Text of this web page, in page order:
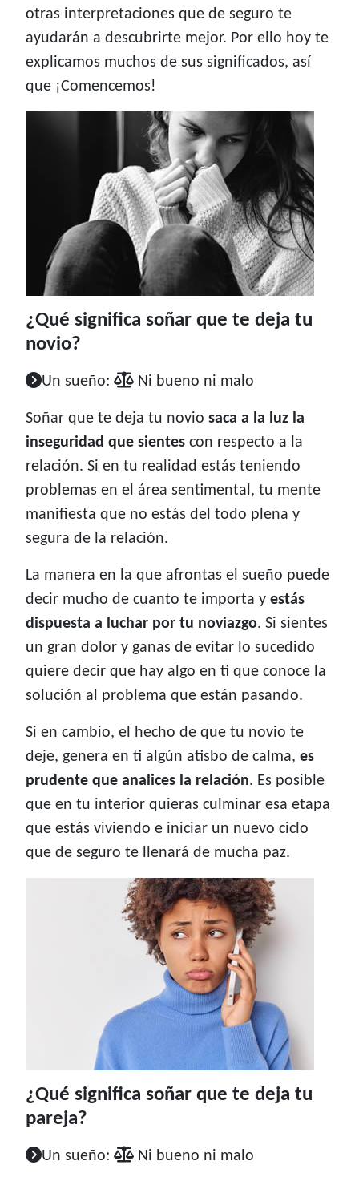
otras interpretaciones que de seguro te
ayudarán a descubrirte mejor. Por ello hoy te
explicamos muchos de sus significados, así
que ¡Comencemos!
¿Qué significa soñar que te deja tu
novio?
Un sueño: Ni bueno ni malo
Soñar que te deja tu novio saca a la luz la
inseguridad que sientes con respecto a la
relación. Si en tu realidad estás teniendo
problemas en el área sentimental, tu mente
manifiesta que no estás del todo plena y
segura de la relación.
La manera en la que afrontas el sueño puede
decir mucho de cuanto te importa y estás
dispuesta a luchar por tu noviazgo. Si sientes
un gran dolor y ganas de evitar lo sucedido
quiere decir que hay algo en ti que conoce la
solución al problema que están pasando.
Si en cambio, el hecho de que tu novio te
deje, genera en ti algún atisbo de calma, es
prudente que analices la relación. Es posible
que en tu interior quieras culminar esa etapa
que estás viviendo e iniciar un nuevo ciclo
que de seguro te llenará de mucha paz.
¿Qué significa soñar que te deja tu
pareja?
Un sueño: Ni bueno ni malo